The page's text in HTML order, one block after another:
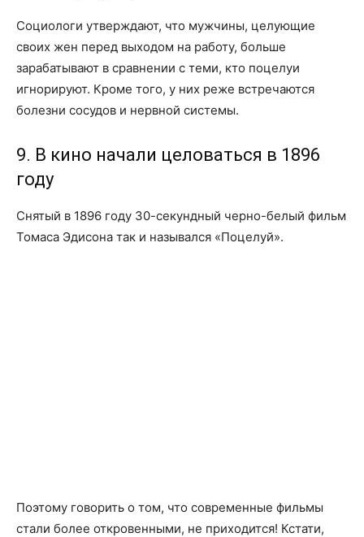
Социологи утверждают, что мужчины, целующие
своих жен перед выходом на работу, больше
зарабатывают в сравнении с теми, кто поцелуи
игнорируют. Кроме того, у них реже встречаются
болезни сосудов и нервной системы.
9. В кино начали целоваться в 1896
году
Снятый в 1896 году 30-секундный черно-белый фильм
Томаса Эдисона так и назывался «Поцелуй».
Поэтому говорить о том, что современные фильмы
стали более откровенными, не приходится! Кстати,